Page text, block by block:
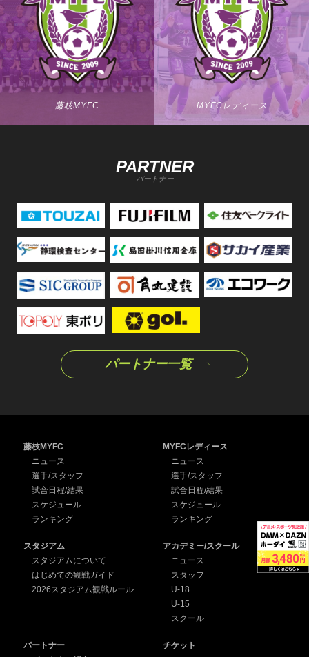
藤枝MYFC MYFCレディース
PARTNER
パートナー
パートナー一覧
藤枝MYFC
ニュース
選手/スタッフ
試合日程/結果
スケジュール
ランキング
MYFCレディース
ニュース
選手/スタッフ
試合日程/結果
スケジュール
ランキング
スタジアム
スタジアムについて
はじめての観戦ガイド
2026スタジアム観戦ルール
アカデミー/スクール
ニュース
スタッフ
U-18
U-15
スクール
パートナー
チケット